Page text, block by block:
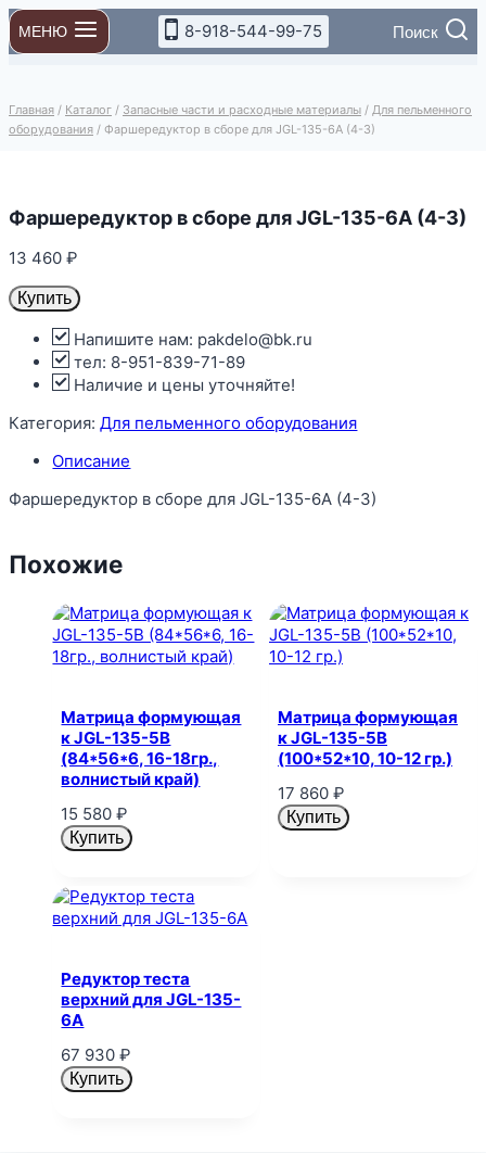
Перейти
к
содержимому
МЕНЮ 8-918-544-99-75 Поиск
Главная / Каталог / Запасные части и расходные материалы / Для пельменного
оборудования / Фаршередуктор в сборе для JGL-135-6A (4-3)
Фаршередуктор в сборе для JGL-135-6A (4-3)
13 460₽
Купить
Напишите нам: pakdelo@bk.ru
тел: 8-951-839-71-89
Наличие и цены уточняйте!
Категория:Для пельменного оборудования
Описание
Фаршередуктор в сборе для JGL-135-6A (4-3)
Похожие
Матрица формующая
к JGL-135-5B
(84*56*6, 16-18гр.,
волнистый край)
15 580₽
Купить
Матрица формующая
к JGL-135-5B
(100*52*10, 10-12 гр.)
17 860 ₽
Купить
Редуктор теста
верхний для JGL-135-
6A
67 930₽
Купить